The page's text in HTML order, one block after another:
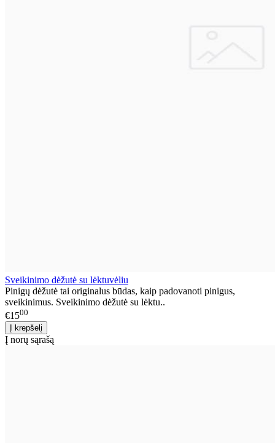
Sveikinimo dėžutė su lėktuvėliu
Pinigų dėžutė tai originalus būdas, kaip padovanoti pinigus,
sveikinimus. Sveikinimo dėžutė su lėktu..
€1500
Į norų sąrašą